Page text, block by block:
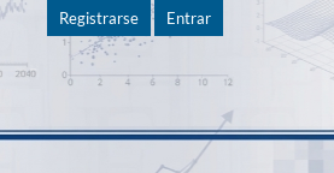
Registrarse Entrar